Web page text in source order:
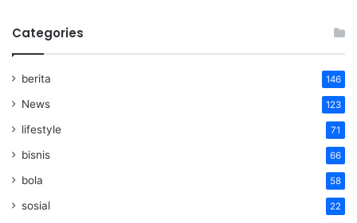
Categories
berita 146
News 123
lifestyle 71
bisnis 66
bola 58
sosial 22